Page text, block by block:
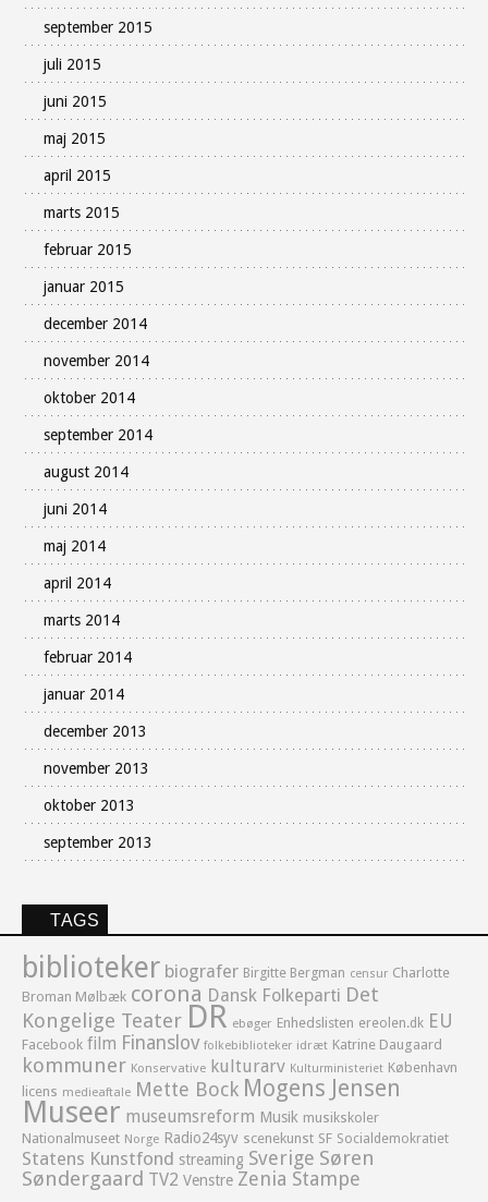
september 2015
juli 2015
juni 2015
maj 2015
april 2015
marts 2015
februar 2015
januar 2015
december 2014
november 2014
oktober 2014
september 2014
august 2014
juni 2014
maj 2014
april 2014
marts 2014
februar 2014
januar 2014
december 2013
november 2013
oktober 2013
september 2013
TAGS
biblioteker biografer Birgitte Bergman censur Charlotte
Broman Mølbæk corona Dansk Folkeparti Det
Kongelige Teater DR ebøger Enhedslisten ereolen.dk EU
Facebook film Finanslov folkebiblioteker idræt Katrine Daugaard
kommuner Konservative kulturarv Kulturministeriet København
licens medieaftale Mette Bock Mogens Jensen
Museer museumsreform Musik musikskoler
Nationalmuseet Norge Radio24syv scenekunst SF Socialdemokratiet
Statens Kunstfond streaming Sverige Søren
Søndergaard TV2 Venstre Zenia Stampe